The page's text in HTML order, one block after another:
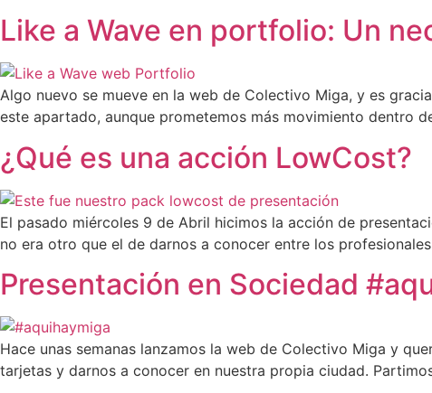
Like a Wave en portfolio: Un
Algo nuevo se mueve en la web de Colectivo Miga, y es
este apartado, aunque prometemos más movimiento dentro
¿Qué es una acción LowCost?
El pasado miércoles 9 de Abril hicimos la acción de
no era otro que el de darnos a conocer entre los
Presentación en Sociedad
Hace unas semanas lanzamos la web de Colectivo Miga y
tarjetas y darnos a conocer en nuestra propia ciudad.